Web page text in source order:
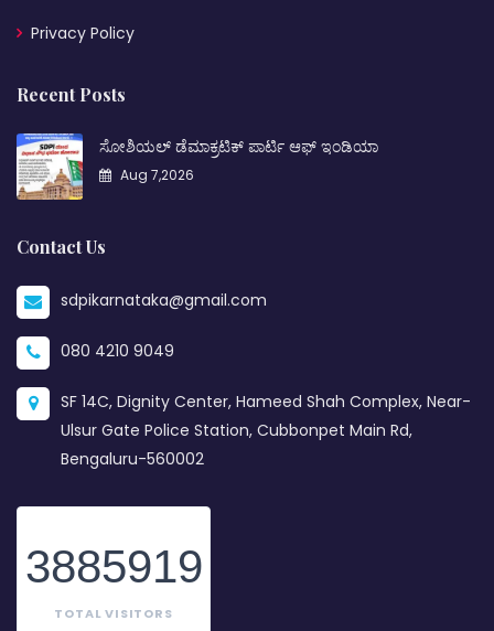
Privacy Policy
Recent Posts
ಸೋಶಿಯಲ್ ಡೆಮಾಕ್ರಟಿಕ್ ಪಾರ್ಟಿ ಆಫ್ ಇಂಡಿಯಾ
Aug 7,2026
Contact Us
sdpikarnataka@gmail.com
080 4210 9049
SF 14C, Dignity Center, Hameed Shah Complex, Near-
Ulsur Gate Police Station, Cubbonpet Main Rd,
Bengaluru-560002
3885919
TOTAL VISITORS